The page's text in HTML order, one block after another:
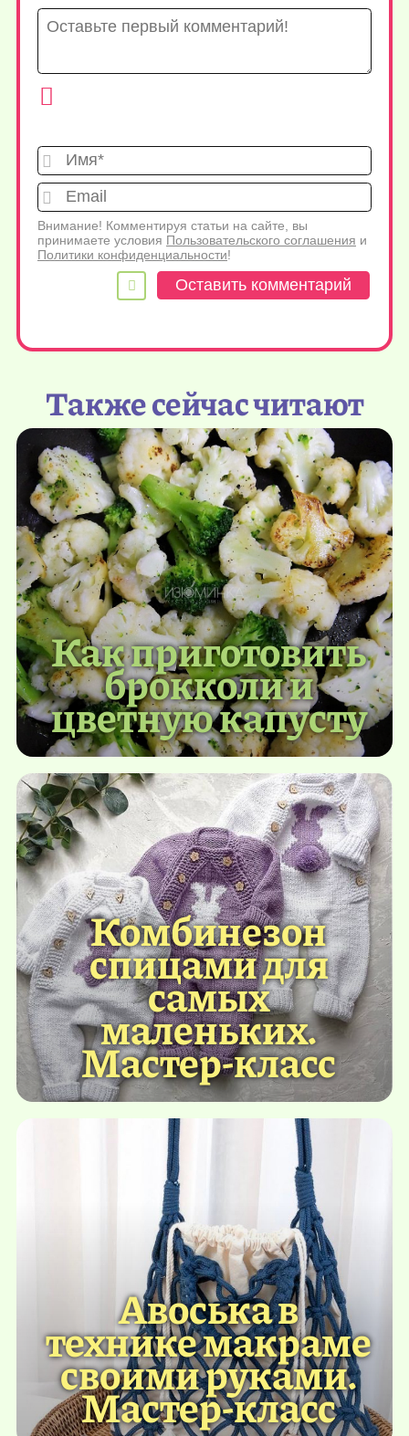
Имя*
Внимание! Комментируя статьи на сайте, вы
принимаете условия Пользовательского соглашения и
Политики конфиденциальности!
Также сейчас читают
Как приготовить
брокколи и
цветную капусту
Комбинезон
спицами для
самых
маленьких.
Мастер-класс
Авоська в
технике макраме
своими руками.
Мастер-класс